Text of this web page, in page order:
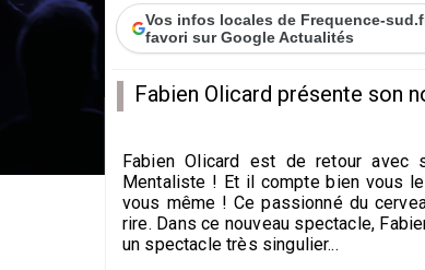
Vos infos locales de Frequence-
favori sur Google Actualités
Fabien Olicard présente son
Fabien Olicard est de retour avec
Mentaliste ! Et il compte bien vous
vous même ! Ce passionné du
rire. Dans ce nouveau spectacle,
un spectacle très singulier...